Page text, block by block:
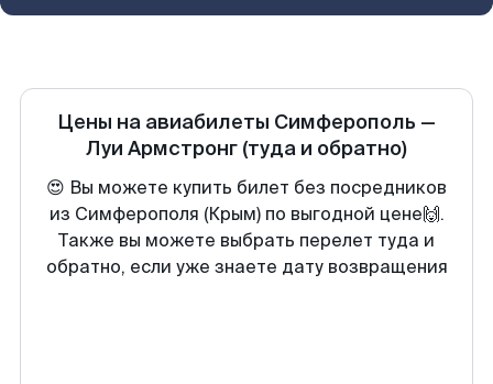
Цены на авиабилеты Симферополь —
Луи Армстронг (туда и обратно)
😍 Вы можете купить билет без посредников
из Симферополя (Крым) по выгодной цене🙌.
Также вы можете выбрать перелет туда и
обратно, если уже знаете дату возвращения